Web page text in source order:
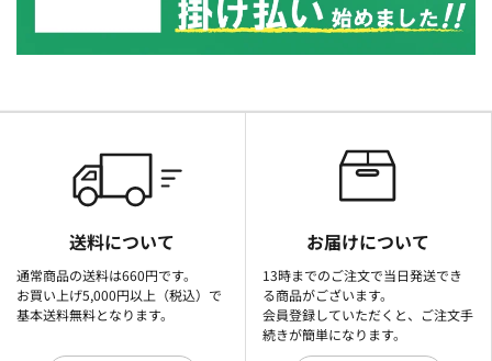
送料について
通常商品の送料は660円です。
お買い上げ5,000円以上（税込）で
基本送料無料となります。
お届けについて
13時までのご注文で当日発送でき
る商品がございます。
会員登録していただくと、ご注文手
続きが簡単になります。